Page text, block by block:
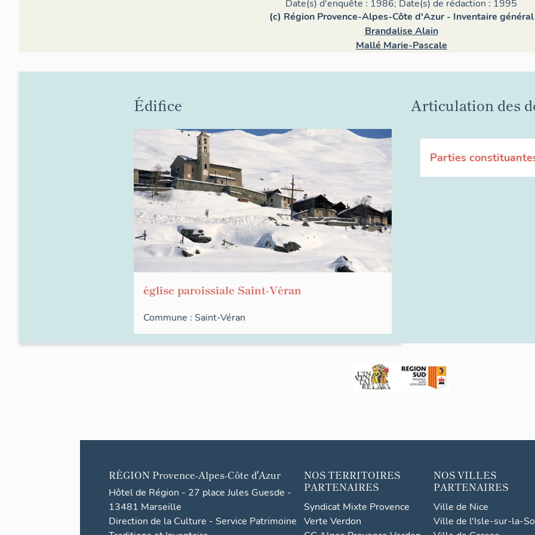
Date(s) d'enquête : 1986; Date(s) de rédaction : 1995
(c) Région Provence-Alpes-Côte d'Azur - Inventaire général
Brandalise Alain
Mallé Marie-Pascale
Édifice
église paroissiale Saint-Véran
Commune : Saint-Véran
Articulation des
Parties
RÉGION Provence-Alpes-Côte d'Azur
Hôtel de Région - 27 place Jules Guesde -
13481 Marseille
Direction de la Culture - Service Patrimoine
NOS TERRITOIRES
PARTENAIRES
Syndicat Mixte Provence
Verte Verdon
NOS VILLES
PARTENAIRES
Ville de Nice
Ville de l'Isle-sur-la-